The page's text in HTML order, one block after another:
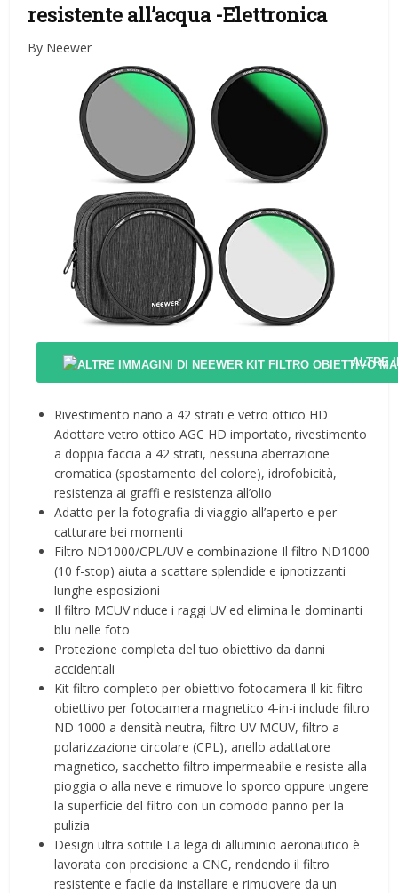
resistente all’acqua -Elettronica
By Neewer
ALTRE
Rivestimento nano a 42 strati e vetro ottico HD
Adottare vetro ottico AGC HD importato, rivestimento
a doppia faccia a 42 strati, nessuna aberrazione
cromatica (spostamento del colore), idrofobicità,
resistenza ai graffi e resistenza all’olio
Adatto per la fotografia di viaggio all’aperto e per
catturare bei momenti
Filtro ND1000/CPL/UV e combinazione Il filtro ND1000
(10 f-stop) aiuta a scattare splendide e ipnotizzanti
lunghe esposizioni
Il filtro MCUV riduce i raggi UV ed elimina le dominanti
blu nelle foto
Protezione completa del tuo obiettivo da danni
accidentali
Kit filtro completo per obiettivo fotocamera Il kit filtro
obiettivo per fotocamera magnetico 4-in-i include filtro
ND 1000 a densità neutra, filtro UV MCUV, filtro a
polarizzazione circolare (CPL), anello adattatore
magnetico, sacchetto filtro impermeabile e resiste alla
pioggia o alla neve e rimuove lo sporco oppure ungere
la superficie del filtro con un comodo panno per la
pulizia
Design ultra sottile La lega di alluminio aeronautico è
lavorata con precisione a CNC, rendendo il filtro
resistente e facile da installare e rimuovere da un